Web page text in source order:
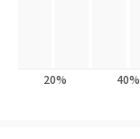
20% 40%